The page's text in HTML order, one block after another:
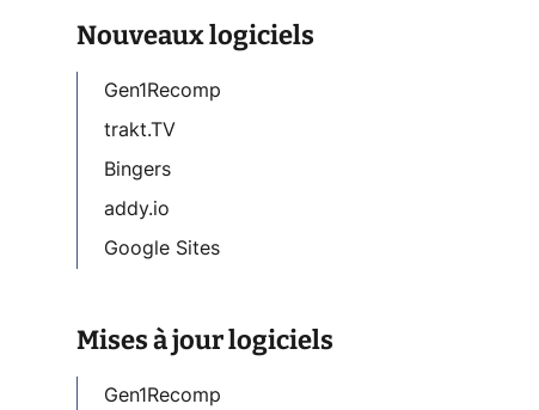
Nouveaux logiciels
Gen1Recomp
trakt.TV
Bingers
addy.io
Google Sites
Mises à jour logiciels
Gen1Recomp